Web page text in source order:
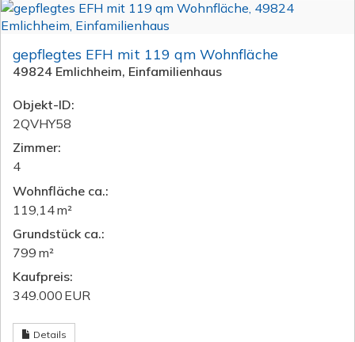
gepflegtes EFH mit 119 qm Wohnfläche
49824 Emlichheim, Einfamilienhaus
Objekt-ID:
2QVHY58
Zimmer:
4
Wohnfläche ca.:
119,14 m²
Grund­stück ca.:
799 m²
Kaufpreis:
349.000 EUR
Details